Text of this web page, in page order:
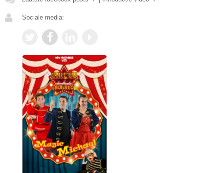
Sociale media: